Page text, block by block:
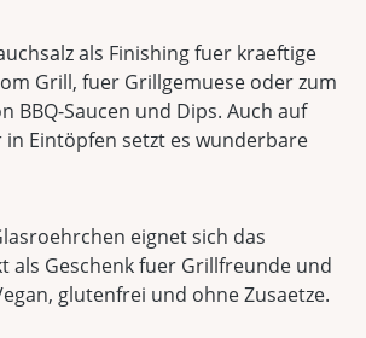
als Finishing fuer kraeftige
Grill, fuer Grillgemuese oder zum
BBQ-Saucen und Dips. Auch auf
in Eintöpfen setzt es wunderbare
eignet sich das
als Geschenk fuer Grillfreunde und
glutenfrei und ohne Zusaetze.